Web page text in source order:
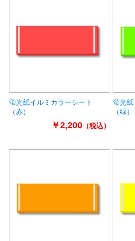
蛍光紙イルミカラーシート
（赤）
￥2,200（税込）
蛍光紙
（緑）